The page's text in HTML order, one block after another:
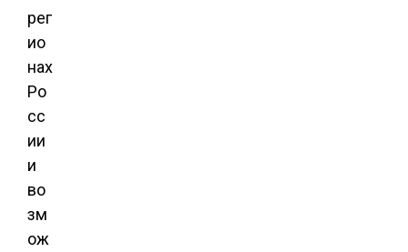
рег
ио
нах
Ро
сс
ии
и
во
зм
ож